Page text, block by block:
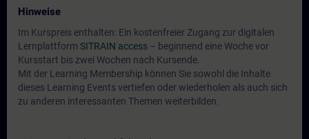
Hinweise
Im Kurspreis enthalten: Ein kostenfreier Zugang zur digitalen
Lernplattform SITRAIN access – beginnend eine Woche vor
Kursstart bis zwei Wochen nach Kursende.
Mit der Learning Membership können Sie sowohl die Inhalte
dieses Learning Events vertiefen oder wiederholen als auch sich
zu anderen interessanten Themen weiterbilden.